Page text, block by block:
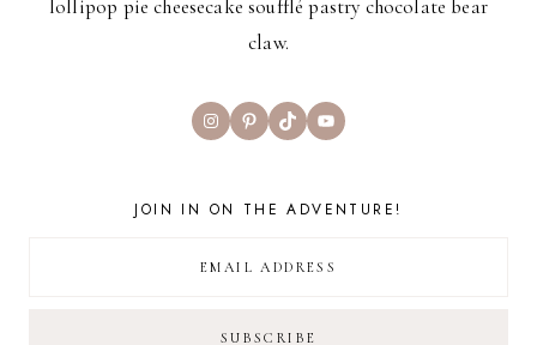
lollipop pie cheesecake soufflé pastry chocolate bear
claw.
InstagramPinterest
TikTokYouTube
JOIN IN ON THE ADVENTURE!